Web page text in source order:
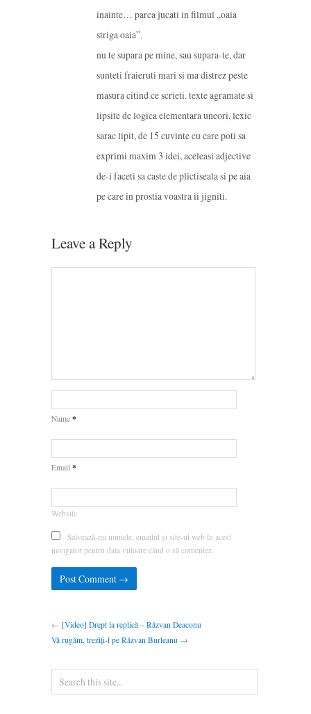
inainte… parca jucati in filmul „oaia
striga oaia”.
nu te supara pe mine, sau supara-te, dar
sunteti fraieruti mari si ma distrez peste
masura citind ce scrieti. texte agramate si
lipsite de logica elementara uneori, lexic
sarac lipit, de 15 cuvinte cu care poti sa
exprimi maxim 3 idei, aceleasi adjective
de-i faceti sa caste de plictiseala si pe aia
pe care in prostia voastra ii jigniti.
Leave a Reply
Name *
Email *
Website
Salvează-mi numele, emailul și site-ul web în acest
navigator pentru data viitoare când o să comentez.
← [Video] Drept la replică – Răzvan Deaconu
Vă rugăm, treziți-l pe Răzvan Burleanu →